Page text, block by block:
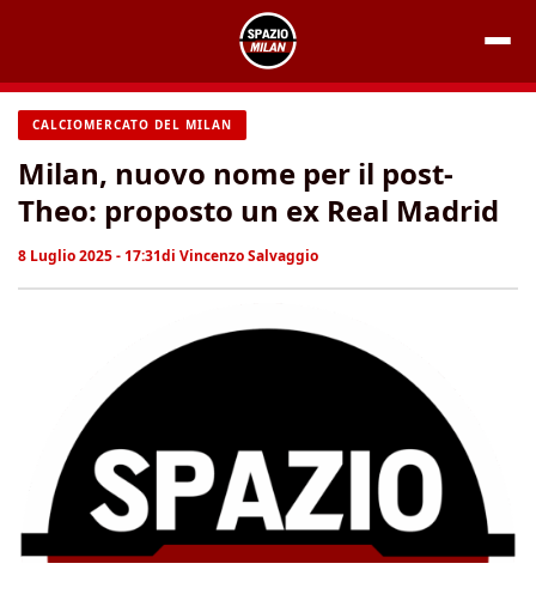
contenuto
CALCIOMERCATO DEL MILAN
Milan, nuovo nome per il post-
Theo: proposto un ex Real Madrid
8 Luglio 2025 - 17:31di Vincenzo Salvaggio